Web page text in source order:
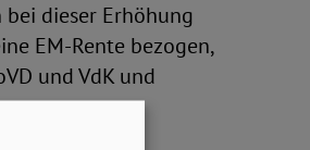
dieser Erhöhung
EM-Rente bezogen,
und VdK und